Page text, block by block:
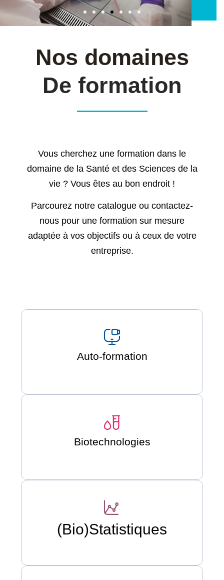
Nos domaines
De formation
Vous cherchez une formation dans le
domaine de la Santé et des Sciences de la
vie ? Vous êtes au bon endroit !
Parcourez notre catalogue ou contactez-
nous pour une formation sur mesure
adaptée à vos objectifs ou à ceux de votre
entreprise.
Auto-formation
Biotechnologies
(Bio)Statistiques